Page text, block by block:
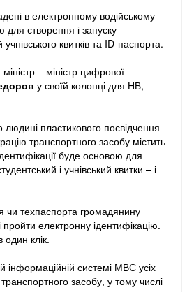
в електронному водійському
для створення і запуску
квитків та ID-паспорта.
– міністр цифрової
у своїй колонці для НВ,
пластикового посвідчення
транспортного засобу містить
буде основою для
і учнівський квитки – і
чи техпаспорта громадянину
електронну ідентифікацію.
клік.
інформаційній системі МВС усіх
засобу, у тому числі